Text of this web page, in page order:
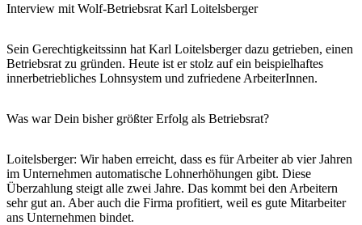
Interview mit Wolf-Betriebsrat Karl Loitelsberger
Sein Gerechtigkeitssinn hat Karl Loitelsberger dazu getrieben, einen
Betriebsrat zu gründen. Heute ist er stolz auf ein beispielhaftes
innerbetriebliches Lohnsystem und zufriedene ArbeiterInnen.
Was war Dein bisher größter Erfolg als Betriebsrat?
Loitelsberger: Wir haben erreicht, dass es für Arbeiter ab vier Jahren
im Unternehmen automatische Lohnerhöhungen gibt. Diese
Überzahlung steigt alle zwei Jahre. Das kommt bei den Arbeitern
sehr gut an. Aber auch die Firma profitiert, weil es gute Mitarbeiter
ans Unternehmen bindet.